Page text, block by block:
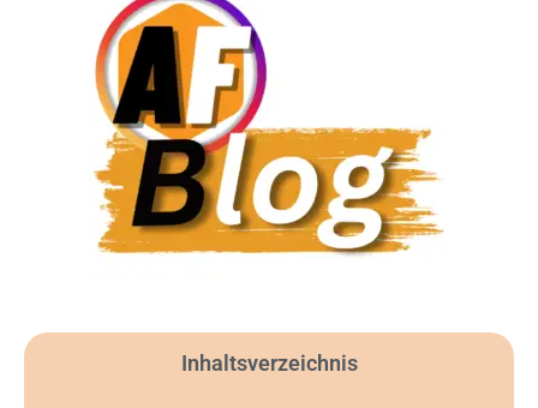
Inhaltsverzeichnis